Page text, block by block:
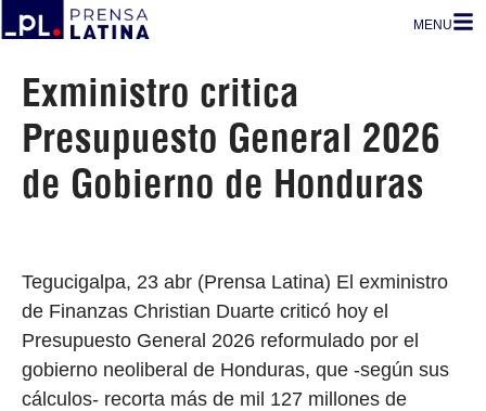
MENU
Exministro critica
Presupuesto General 2026
de Gobierno de Honduras
Tegucigalpa, 23 abr (Prensa Latina) El exministro
de Finanzas Christian Duarte criticó hoy el
Presupuesto General 2026 reformulado por el
gobierno neoliberal de Honduras, que -según sus
cálculos- recorta más de mil 127 millones de